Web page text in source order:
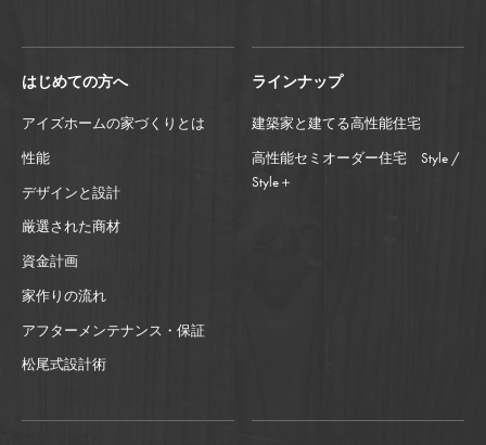
はじめての方へ
アイズホームの家づくりとは
性能
デザインと設計
厳選された商材
資金計画
家作りの流れ
アフターメンテナンス・保証
松尾式設計術
ラインナップ
建築家と建てる高性能住宅
高性能セミオーダー住宅 Style /
Style＋